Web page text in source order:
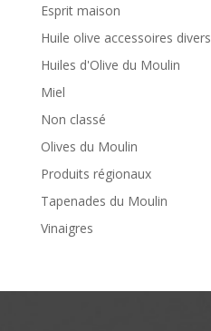
Esprit maison
Huile olive accessoires divers
Huiles d'Olive du Moulin
Miel
Non classé
Olives du Moulin
Produits régionaux
Tapenades du Moulin
Vinaigres